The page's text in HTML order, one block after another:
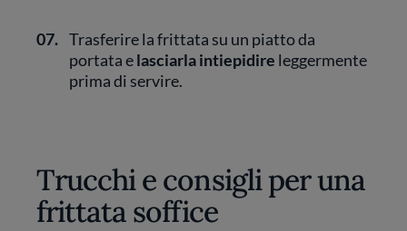
07. Trasferire la frittata su un piatto da
portata elasciarla intiepidire leggermente
prima di servire.
Trucchi e consigli per una
frittata soffice